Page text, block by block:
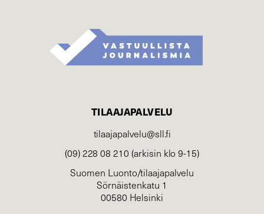
TILAAJAPALVELU
tilaajapalvelu@sll.fi
(09) 228 08 210 (arkisin klo 9-15)
Suomen Luonto/tilaajapalvelu
Sörnäistenkatu 1
00580 Helsinki